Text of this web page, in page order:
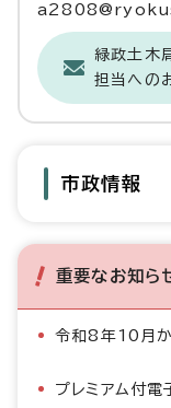
緑政土木
担当への
市政情報
重要なお知ら
令和8年10月か
プレミアム付